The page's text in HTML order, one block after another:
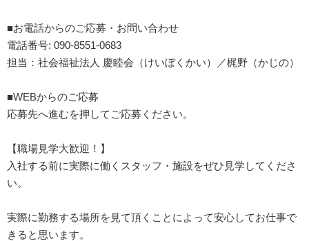
■お電話からのご応募・お問い合わせ
電話番号: 090-8551-0683
担当：社会福祉法人 慶睦会（けいぼくかい）／梶野（かじの）
■WEBからのご応募
応募先へ進むを押してご応募ください。
【職場見学大歓迎！】
入社する前に実際に働くスタッフ・施設をぜひ見学してくださ
い。
実際に勤務する場所を見て頂くことによって安心してお仕事で
きると思います。